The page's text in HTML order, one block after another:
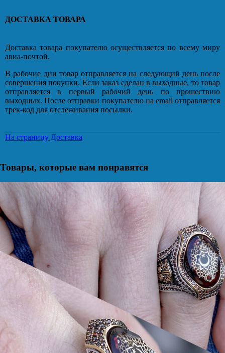
ДОСТАВКА ТОВАРА
Доставка товара покупателю осуществляется по всему миру
авиа-почтой.
В рабочие дни товар отправляется на следующий день после
совершения покупки. Если заказ сделан в выходные, то товар
отправляется в первый рабочий день по прошествию
выходных. После отправки покупателю на email отправляется
трек-код для отслеживания посылки.
На страницу Доставка
Товары, которые вам понравятся